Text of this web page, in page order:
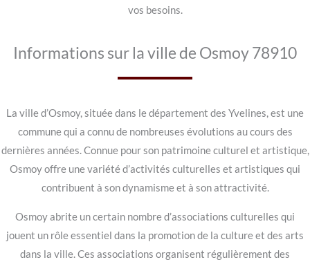
vos besoins.
Informations sur la ville de Osmoy 78910
La ville d’Osmoy, située dans le département des Yvelines, est une
commune qui a connu de nombreuses évolutions au cours des
dernières années. Connue pour son patrimoine culturel et artistique,
Osmoy offre une variété d’activités culturelles et artistiques qui
contribuent à son dynamisme et à son attractivité.
Osmoy abrite un certain nombre d’associations culturelles qui
jouent un rôle essentiel dans la promotion de la culture et des arts
dans la ville. Ces associations organisent régulièrement des